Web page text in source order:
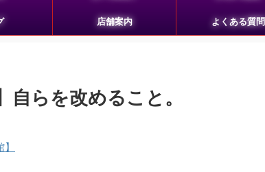
店舗案内 よくある質問
自らを改めること。